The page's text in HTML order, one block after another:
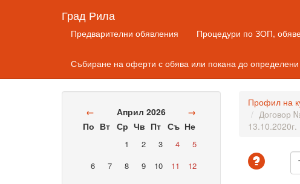
Град Рила
Предварителни обявления Процедури по ЗОП,
Събиране на оферти с обява или покана до
← Април 2026
→
По Вт Ср Чв Пт Съ Не
1 2 3 4
5
6
7 8 9 10 11
12
Профил на
Договор
13.10.2020г.